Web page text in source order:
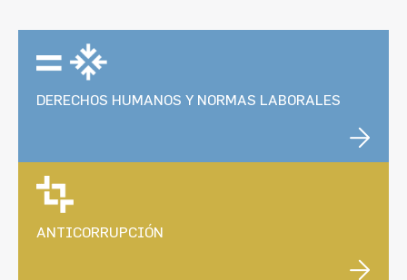
DERECHOS HUMANOS Y NORMAS LABORALES
ANTICORRUPCIÓN